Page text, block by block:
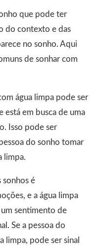
que pode ter
do contexto e das
no sonho. Aqui
de sonhar com
água limpa pode ser
está em busca de uma
Isso pode ser
do sonho tomar
limpa.
sonhos é
e a água limpa
sentimento de
Se a pessoa do
limpa, pode ser sinal